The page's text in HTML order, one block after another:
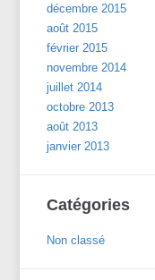
décembre 2015
août 2015
février 2015
novembre 2014
juillet 2014
octobre 2013
août 2013
janvier 2013
Catégories
Non classé